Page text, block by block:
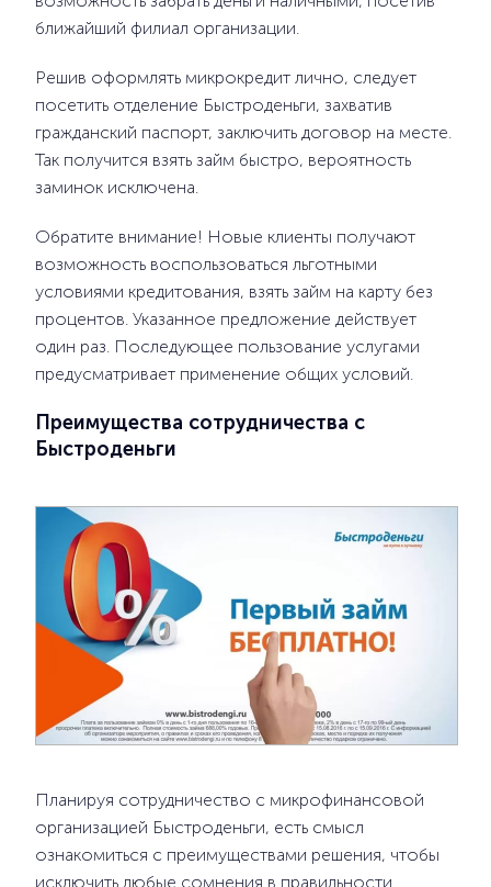
ближайший филиал организации.
Решив оформлять микрокредит лично, следует
посетить отделение Быстроденьги, захватив
гражданский паспорт, заключить договор на месте.
Так получится взять займ быстро, вероятность
заминок исключена.
Обратите внимание! Новые клиенты получают
возможность воспользоваться льготными
условиями кредитования, взять займ на карту без
процентов. Указанное предложение действует
один раз. Последующее пользование услугами
предусматривает применение общих условий.
Преимущества сотрудничества с
Быстроденьги
Планируя сотрудничество с микрофинансовой
организацией Быстроденьги, есть смысл
ознакомиться с преимуществами решения, чтобы
исключить любые сомнения в правильности